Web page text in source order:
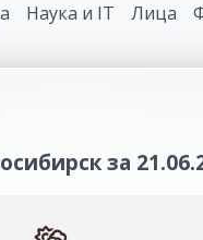
Наука и IT Лица
за